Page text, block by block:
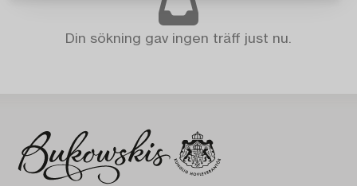
Din sökning gav ingen träff just nu.